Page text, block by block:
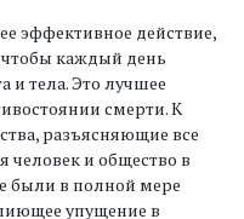
эффективное действие,
каждый день
и тела. Это лучшее
смерти. К
разъясняющие все
человек и общество в
были в полной мере
упущение в